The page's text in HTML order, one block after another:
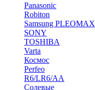
Panasonic
Robiton
Samsung PLEOMAX
SONY
TOSHIBA
Varta
Космос
Perfeo
R6/LR6/AA
Солевые